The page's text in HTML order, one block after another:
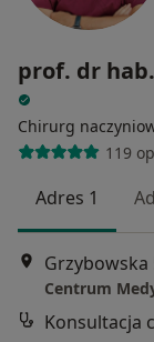
prof. dr
Chirurg
119
Adres 1
Grzybowska
Centrum